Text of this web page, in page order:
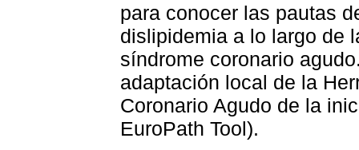
para conocer las pautas
dislipidemia a lo largo de
síndrome coronario
adaptación local de la
Coronario Agudo de la
EuroPath Tool).